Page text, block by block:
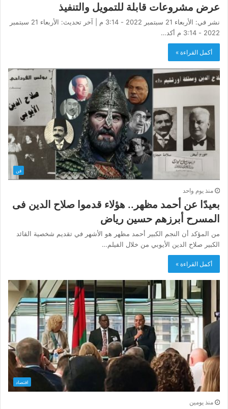
عرض مشروعات قابلة للتمويل والتنفيذ
نشر في: الأربعاء 21 سبتمبر 2022 - 3:14 م | آخر تحديث: الأربعاء 21 سبتمبر
2022 - 3:14 م أكد…
أكمل القراءة »
فن
منذ يوم واحد
بعيدًا عن أحمد مظهر.. هؤلاء قدموا صلاح الدين فى
المسرح أبرزهم حسين رياض
من المؤكد أن النجم الكبير أحمد مظهر هو الأشهر في تقديم شخصية القائد
الكبير صلاح الدين الأيوبي من خلال الفيلم…
أكمل القراءة »
اقتصاد
منذ يومين